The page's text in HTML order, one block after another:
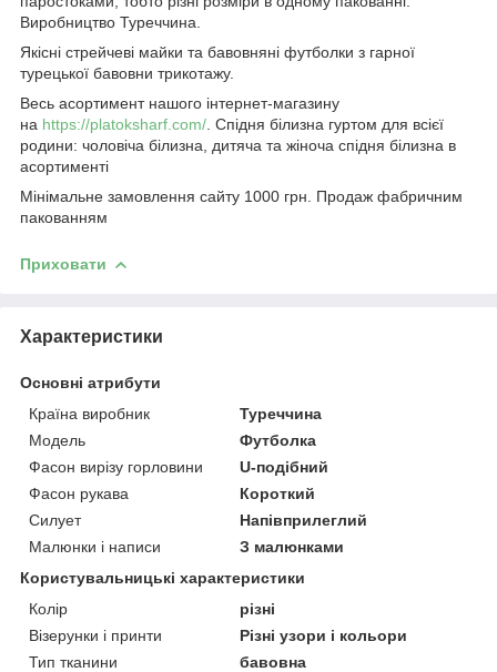
Виробництво Туреччина.
Якісні стрейчеві майки та бавовняні футболки з гарної
турецької бавовни трикотажу.
Весь асортимент нашого інтернет-магазину
на https://platoksharf.com/ . Спідня білизна гуртом для всієї
родини: чоловіча білизна, дитяча та жіноча спідня білизна в
асортименті
Мінімальне замовлення сайту 1000 грн. Продаж фабричним
пакованням
Приховати
Характеристики
Основні атрибути
Країна виробник
Туреччина
Модель
Футболка
Фасон вирізу горловини
U-подібний
Фасон рукава
Короткий
Силует
Напівприлеглий
Малюнки і написи
З малюнками
Користувальницькі характеристики
Колір
різні
Візерунки і принти
Різні узори і кольори
Тип тканини
бавовна